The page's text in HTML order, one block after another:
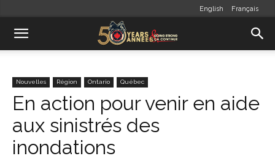
English Français
Nouvelles Région Ontario Québec
En action pour venir en aide
aux sinistrés des
inondations